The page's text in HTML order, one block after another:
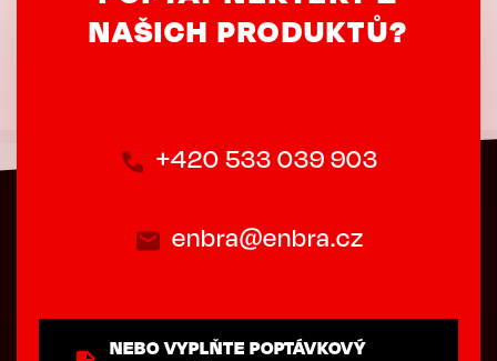
NAŠICH PRODUKTŮ?
+420 533 039 903
enbra@enbra.cz
NEBO VYPLŇTE POPTÁVKOVÝ